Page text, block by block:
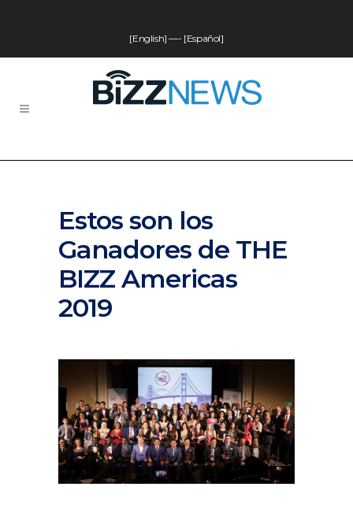
[English] —- [Español]
Estos son los
Ganadores de THE
BIZZ Americas
2019